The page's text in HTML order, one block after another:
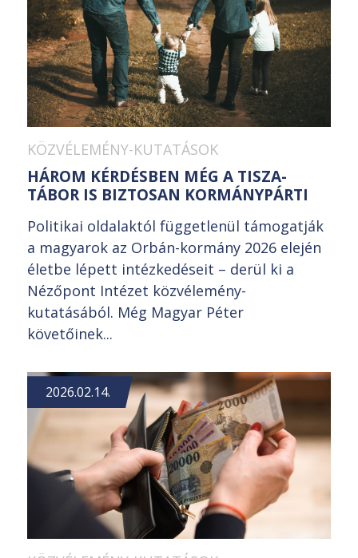
KÖZVÉLEMÉNY-KUTATÁSOK
HÁROM KÉRDÉSBEN MÉG A TISZA-
TÁBOR IS BIZTOSAN KORMÁNYPÁRTI
Politikai oldalaktól függetlenül támogatják
a magyarok az Orbán-kormány 2026 elején
életbe lépett intézkedéseit – derül ki a
Nézőpont Intézet közvélemény-
kutatásából. Még Magyar Péter
követőinek...
2026.02.14.